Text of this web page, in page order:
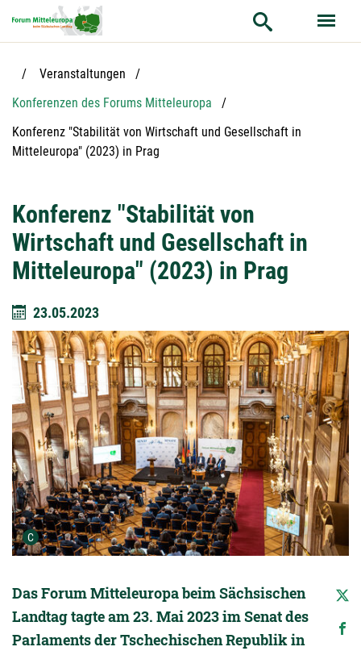
Hauptnavigation
Hauptinhalt
ServiceVeranstaltungen
Konferenzen des Forums Mitteleuropa
Aktuelle Seite:
Konferenz "Stabilität von Wirtschaft und Gesellschaft in
Mitteleuropa" (2023) in Prag
Konferenz "Stabilität von
Wirtschaft und Gesellschaft in
Mitteleuropa" (2023) in Prag
23.05.2023
C Urheber der Grafik:
Das Forum Mitteleuropa beim Sächsischen
Landtag tagte am 23. Mai 2023 im Senat des
Parlaments der Tschechischen Republik in